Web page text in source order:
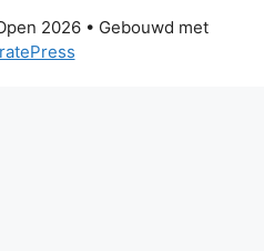
2026• Gebouwd met